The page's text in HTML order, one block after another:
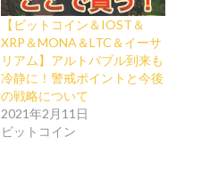
【ビットコイン＆IOST＆
XRP＆MONA＆LTC＆イーサ
リアム】アルトバブル到来も
冷静に！警戒ポイントと今後
の戦略について
2021年2月11日
ビットコイン